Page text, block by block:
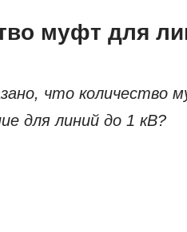
муфт для
что количество
для линий до 1 кВ?